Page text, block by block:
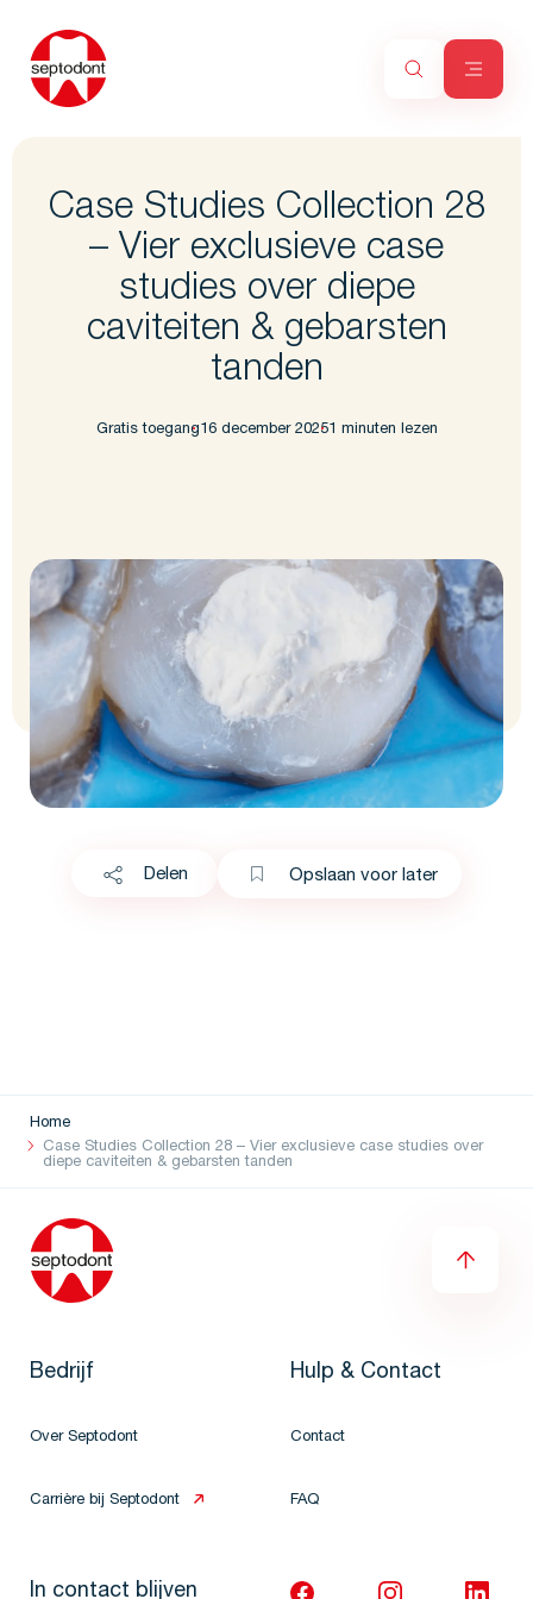
Case Studies Collection 28
– Vier exclusieve case
studies over diepe
caviteiten & gebarsten
tanden
Gratis toegang16 december 20251 minuten lezen
Delen Opslaan voor later
Home
Case Studies Collection 28 – Vier exclusieve case studies over
diepe caviteiten & gebarsten tanden
Bedrijf
Over Septodont
Carrière bij Septodont
Hulp & Contact
Contact
FAQ
In contact blijven